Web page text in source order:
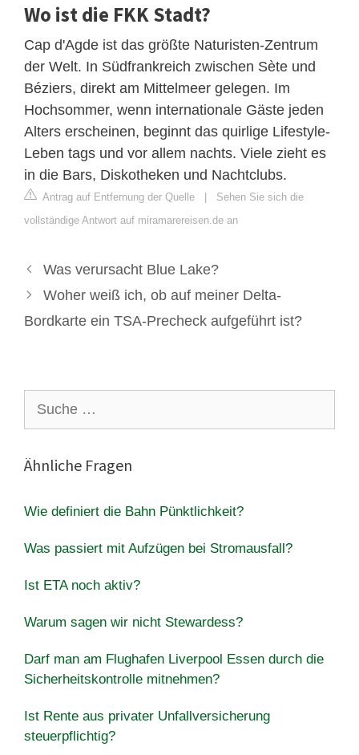
Wo ist die FKK Stadt?
Cap d'Agde ist das größte Naturisten-Zentrum
der Welt. In Südfrankreich zwischen Sète und
Béziers, direkt am Mittelmeer gelegen. Im
Hochsommer, wenn internationale Gäste jeden
Alters erscheinen, beginnt das quirlige Lifestyle-
Leben tags und vor allem nachts. Viele zieht es
in die Bars, Diskotheken und Nachtclubs.
Antrag auf Entfernung der Quelle | Sehen Sie sich die
vollständige Antwort auf miramarereisen.de an
Was verursacht Blue Lake?
Woher weiß ich, ob auf meiner Delta-
Bordkarte ein TSA-Precheck aufgeführt ist?
nach:
Ähnliche Fragen
Wie definiert die Bahn Pünktlichkeit?
Was passiert mit Aufzügen bei Stromausfall?
Ist ETA noch aktiv?
Warum sagen wir nicht Stewardess?
Darf man am Flughafen Liverpool Essen durch die
Sicherheitskontrolle mitnehmen?
Ist Rente aus privater Unfallversicherung
steuerpflichtig?